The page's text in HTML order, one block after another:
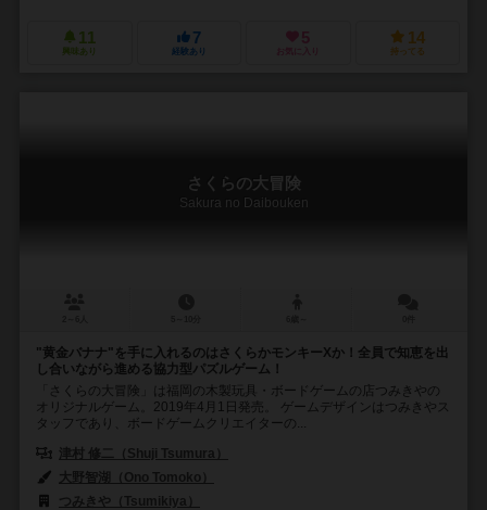
11
興味あり
7
経験あり
5
お気に入り
14
持ってる
さくらの大冒険
Sakura no Daibouken
"黄金バナナ"を手に入れるのはさくらかモンキーXか！全員で知恵を出
し合いながら進める協力型パズルゲーム！
「さくらの大冒険」は福岡の木製玩具・ボードゲームの店つみきやの
オリジナルゲーム。2019年4月1日発売。 ゲームデザインはつみきやス
タッフであり、ボードゲームクリエイターの...
津村 修二（Shuji Tsumura）
大野智湖（Ono Tomoko）
つみきや（Tsumikiya）